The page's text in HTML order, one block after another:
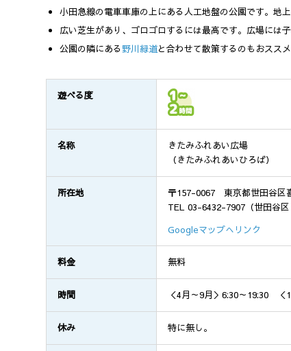
小田急線の電車車庫の上にある人工地盤の公園です。地
広い芝生があり、ゴロゴロするには最高です。広場には
公園の隣にある野川緑道と合わせて散策するのもおススメ
遊べる度
名称
きたみふれあい広場
（きたみふれあいひろば）
所在地
〒157-0067 東京都世田谷区
TEL 03-6432-7907（世田谷区
Googleマップへリンク
料金 無料
時間 ＜4月～9月＞6:30～19:30 ＜
休み 特に無し。